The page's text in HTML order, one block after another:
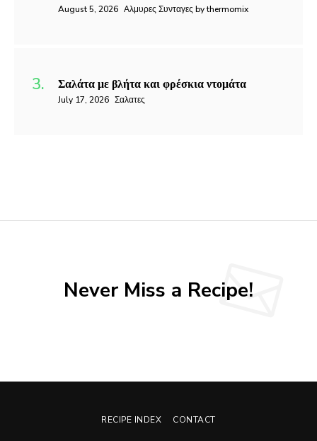
August 5, 2026 Αλμυρες Συνταγες by thermomix
Σαλάτα με βλήτα και φρέσκια ντομάτα
July 17, 2026 Σαλατες
Never Miss a Recipe!
RECIPE INDEX CONTACT